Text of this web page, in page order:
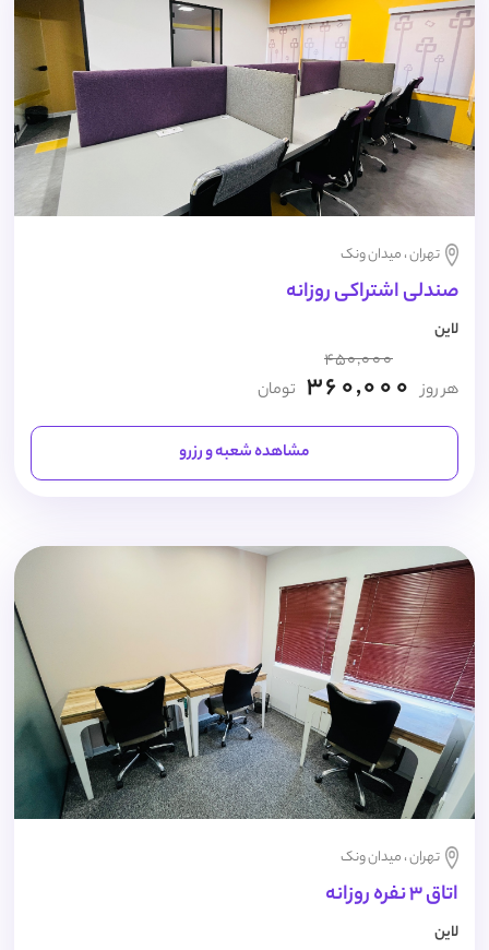
تهران ، میدان ونک
صندلی اشتراکی روزانه
لاین
هر روز
450,000
360,000 تومان
مشاهده شعبه و رزرو
تهران ، میدان ونک
اتاق 3 نفره روزانه
لاین